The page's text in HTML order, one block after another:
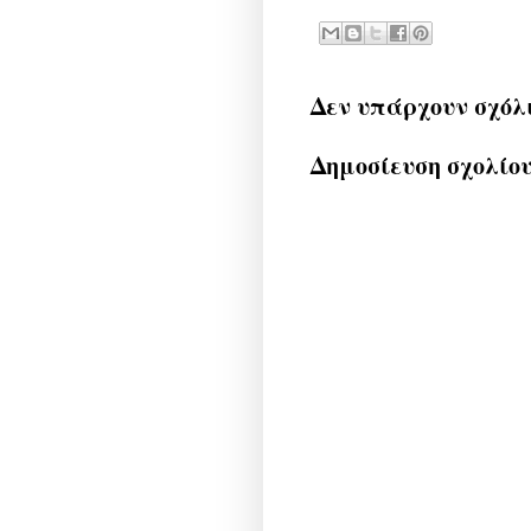
Δεν υπάρχουν
Δημοσίευση